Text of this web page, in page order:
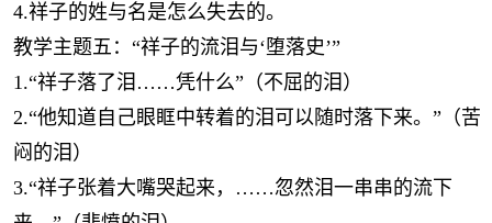
4.祥子的姓与名是怎么失去的。
教学主题五：“祥子的流泪与‘堕落史’”
1.“祥子落了泪……凭什么”（不屈的泪）
2.“他知道自己眼眶中转着的泪可以随时落下来。”（苦
闷的泪）
3.“祥子张着大嘴哭起来，……忽然泪一串串的流下